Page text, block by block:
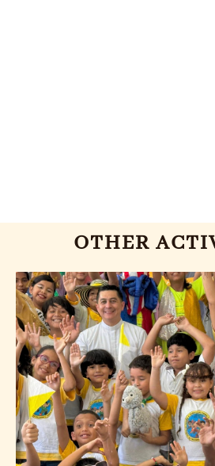
OTHER